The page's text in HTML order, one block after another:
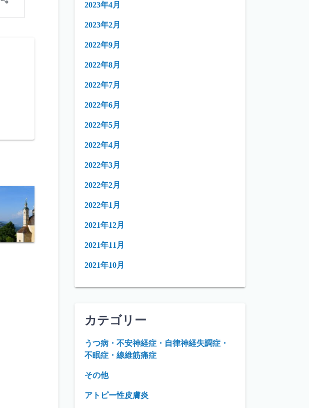
2023年4月
2023年2月
2022年9月
2022年8月
2022年7月
2022年6月
2022年5月
2022年4月
2022年3月
2022年2月
2022年1月
2021年12月
2021年11月
2021年10月
カテゴリー
うつ病・不安神経症・自律神経失調症・
不眠症・線維筋痛症
その他
アトピー性皮膚炎